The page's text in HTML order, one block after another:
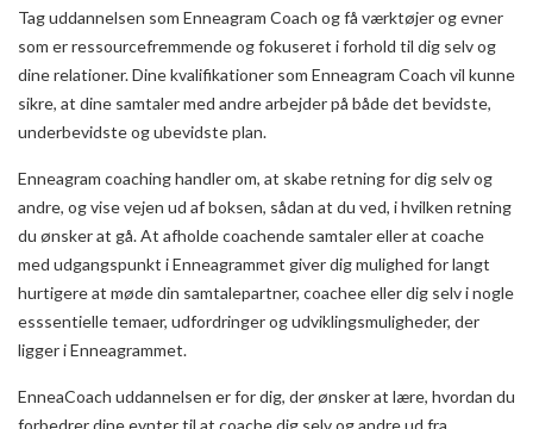
Tag uddannelsen som Enneagram Coach og få værktøjer og evner
som er ressourcefremmende og fokuseret i forhold til dig selv og
dine relationer. Dine kvalifikationer som Enneagram Coach vil kunne
sikre, at dine samtaler med andre arbejder på både det bevidste,
underbevidste og ubevidste plan.
Enneagram coaching handler om, at skabe retning for dig selv og
andre, og vise vejen ud af boksen, sådan at du ved, i hvilken retning
du ønsker at gå. At afholde coachende samtaler eller at coache
med udgangspunkt i Enneagrammet giver dig mulighed for langt
hurtigere at møde din samtalepartner, coachee eller dig selv i nogle
esssentielle temaer, udfordringer og udviklingsmuligheder, der
ligger i Enneagrammet.
EnneaCoach uddannelsen er for dig, der ønsker at lære, hvordan du